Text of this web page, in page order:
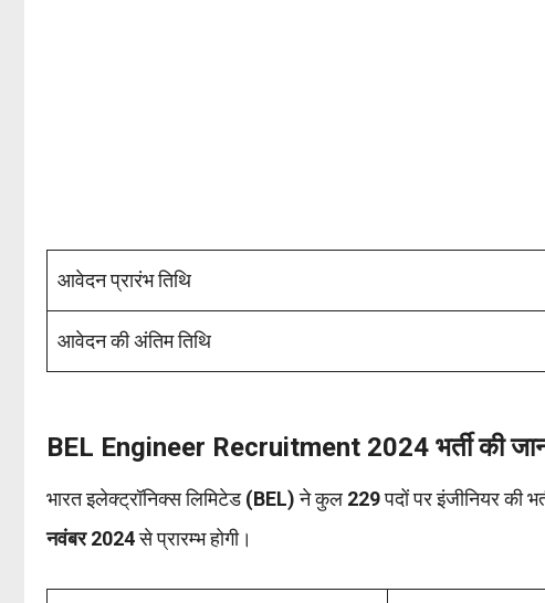
आवेदन प्रारंभ तिथि
आवेदन की अंतिम तिथि
BEL Engineer Recruitment 2024 भर्ती की
भारत इलेक्ट्रॉनिक्स लिमिटेड(BEL)ने कुल 229पदों पर इंजीनियर की
नवंबर 2024से प्रारम्भ होगी।